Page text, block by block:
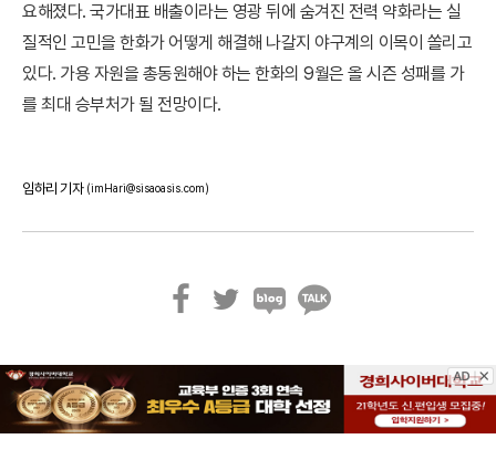
요해졌다. 국가대표 배출이라는 영광 뒤에 숨겨진 전력 약화라는 실
질적인 고민을 한화가 어떻게 해결해 나갈지 야구계의 이목이 쏠리고
있다. 가용 자원을 총동원해야 하는 한화의 9월은 올 시즌 성패를 가
를 최대 승부처가 될 전망이다.
임하리 기자 (imHari@sisaoasis.com)
스
터
그
오
톡